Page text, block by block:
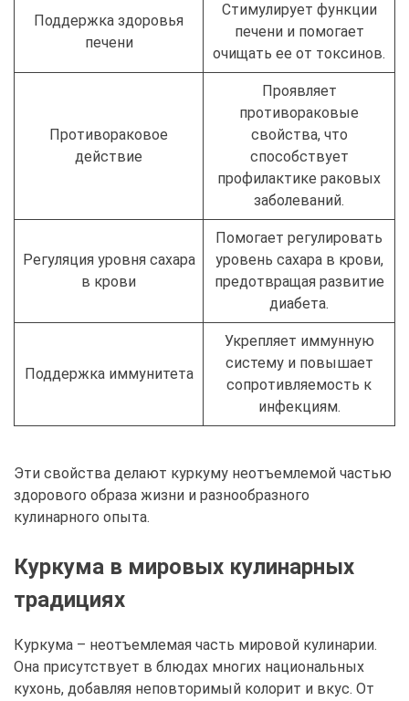
Поддержка здоровья
печени
Стимулирует функции
печени и помогает
очищать ее от токсинов.
Противораковое
действие
Проявляет
противораковые
свойства, что
способствует
профилактике раковых
заболеваний.
Регуляция уровня сахара
в крови
Помогает регулировать
уровень сахара в крови,
предотвращая развитие
диабета.
Поддержка иммунитета
Укрепляет иммунную
систему и повышает
сопротивляемость к
инфекциям.
Эти свойства делают куркуму неотъемлемой частью
здорового образа жизни и разнообразного
кулинарного опыта.
Куркума в мировых кулинарных
традициях
Куркума – неотъемлемая часть мировой кулинарии.
Она присутствует в блюдах многих национальных
кухонь, добавляя неповторимый колорит и вкус. От